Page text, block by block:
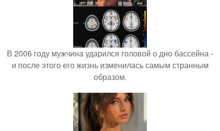
В 2006 году мужчина ударился головой о дно бассейна -
и после этого его жизнь изменилась самым странным
образом.